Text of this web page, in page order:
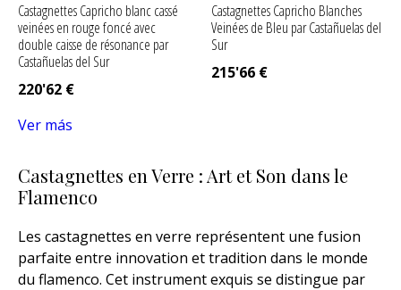
Castagnettes Capricho blanc cassé
veinées en rouge foncé avec
double caisse de résonance par
Castañuelas del Sur
220'62 €
Castagnettes Capricho Blanches
Veinées de Bleu par Castañuelas del
Sur
215'66 €
Ver más
Castagnettes en Verre : Art et Son dans le
Flamenco
Les castagnettes en verre représentent une fusion
parfaite entre innovation et tradition dans le monde
du flamenco. Cet instrument exquis se distingue par